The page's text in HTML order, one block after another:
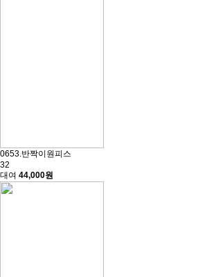
0653.반짝이원피스
32
대여 44,000원